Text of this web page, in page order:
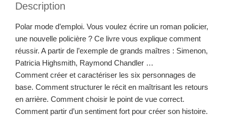
Description
Polar mode d’emploi. Vous voulez écrire un roman polici­er,
une nou­velle poli­cière ? Ce livre vous explique com­ment
réus­sir. A par­tir de l’exemple de grands maîtres : Simenon,
Patri­cia High­smith, Ray­mond Chandler …
Com­ment créer et car­ac­téris­er les six per­son­nages de
base. Com­ment struc­tur­er le réc­it en maîtrisant les retours
en arrière. Com­ment choisir le point de vue correct.
Com­ment par­tir d’un sen­ti­ment fort pour créer son histoire.